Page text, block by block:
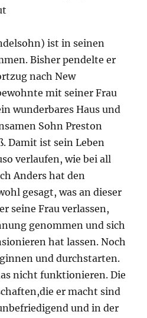
ist in seinen
Bisher pendelte er
nach New
mit seiner Frau
wunderbares Haus und
Sohn Preston
Damit ist sein Leben
verlaufen, wie bei all
Anders hat den
gesagt, was an dieser
seine Frau verlassen,
genommen und sich
hat lassen. Noch
und durchstarten.
nicht funktionieren. Die
er macht sind
und in der